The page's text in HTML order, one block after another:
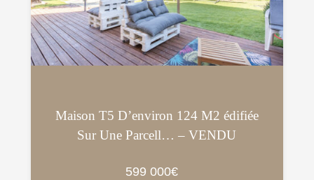
Maison T5 D’environ 124 M2 édifiée
Sur Une Parcell… – VENDU
599 000€